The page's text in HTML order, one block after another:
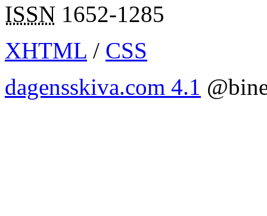
ISSN 1652-1285
XHTML / CSS
dagensskiva.com 4.1